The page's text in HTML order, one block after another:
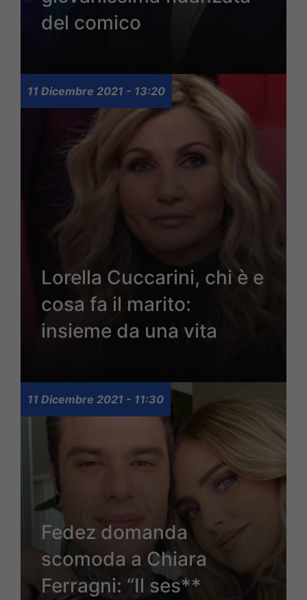
del comico
11 Dicembre 2021 - 13:20
Lorella Cuccarini, chi è e
cosa fa il marito:
insieme da una vita
11 Dicembre 2021 - 11:30
Fedez domanda
scomoda a Chiara
Ferragni: “Il ses**